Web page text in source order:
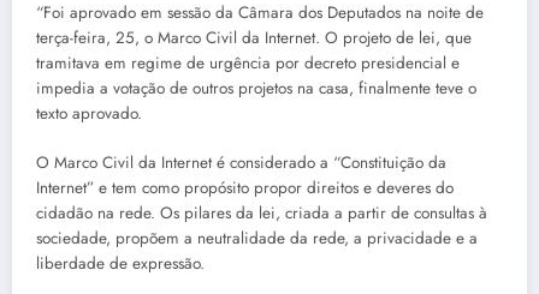
“Foi aprovado em sessão da Câmara dos Deputados na noite de
terça-feira, 25, o Marco Civil da Internet. O projeto de lei, que
tramitava em regime de urgência por decreto presidencial e
impedia a votação de outros projetos na casa, finalmente teve o
texto aprovado.
O Marco Civil da Internet é considerado a “Constituição da
Internet” e tem como propósito propor direitos e deveres do
cidadão na rede. Os pilares da lei, criada a partir de consultas à
sociedade, propõem a neutralidade da rede, a privacidade e a
liberdade de expressão.